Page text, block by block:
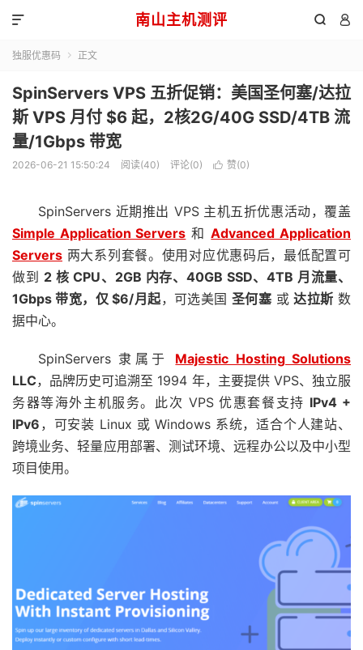
南山主机测评  

独服优惠码  正文
SpinServers VPS 五折促销：美国圣何塞/达拉
斯 VPS 月付 $6 起，2核2G/40G SSD/4TB 流
量/1Gbps 带宽
2026-06-21 15:50:24 阅读(40) 评论(0)  赞(0)
SpinServers 近期推出 VPS 主机五折优惠活动，覆盖
Simple Application Servers 和Advanced Application
Servers 两大系列套餐。使用对应优惠码后，最低配置可
做到 2 核 CPU、2GB 内存、40GB SSD、4TB 月流量、
1Gbps 带宽，仅 $6/月起，可选美国圣何塞 或达拉斯 数
据中心。
SpinServers 隶属于 Majestic Hosting Solutions
LLC，品牌历史可追溯至 1994 年，主要提供 VPS、独立服
务器等海外主机服务。此次 VPS 优惠套餐支持 IPv4 +
IPv6 ，可安装 Linux 或 Windows 系统，适合个人建站、
跨境业务、轻量应用部署、测试环境、远程办公以及中小型
项目使用。